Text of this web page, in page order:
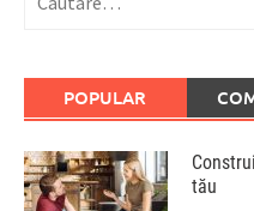
după:
POPULAR
tău